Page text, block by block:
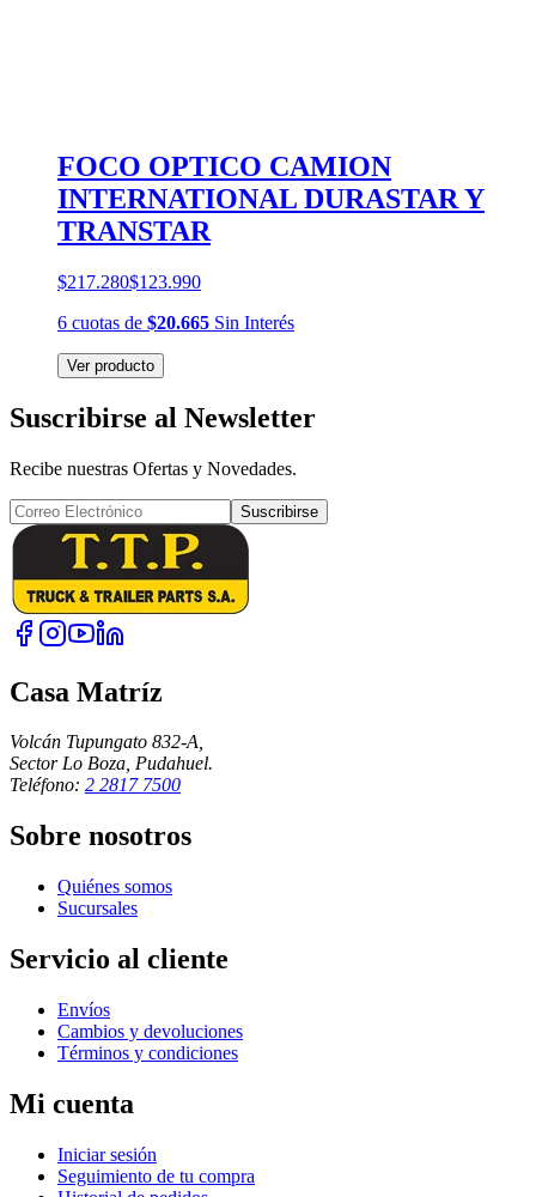
FOCO OPTICO CAMION
INTERNATIONAL DURASTAR Y
TRANSTAR
$217.280$123.990
6 cuotas de $20.665 Sin Interés
Ver producto
Suscribirse al Newsletter
Recibe nuestras Ofertas y Novedades.
Suscribirse
Casa Matríz
Volcán Tupungato 832-A,
Sector Lo Boza, Pudahuel.
Teléfono: 2 2817 7500
Sobre nosotros
Quiénes somos
Sucursales
Servicio al cliente
Envíos
Cambios y devoluciones
Términos y condiciones
Mi cuenta
Iniciar sesión
Seguimiento de tu compra